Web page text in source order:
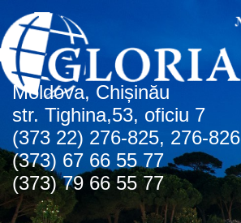
Мoldova, Chișinău
str. Tighina,53, oficiu 7
(373 22) 276-825, 276-826
(373) 67 66 55 77
(373) 79 66 55 77
ГЛАВНАЯ
О КОМПАНИИ
СПЕЦПРЕДЛОЖЕНИЯ
СПО Болгария
СТРАНЫ